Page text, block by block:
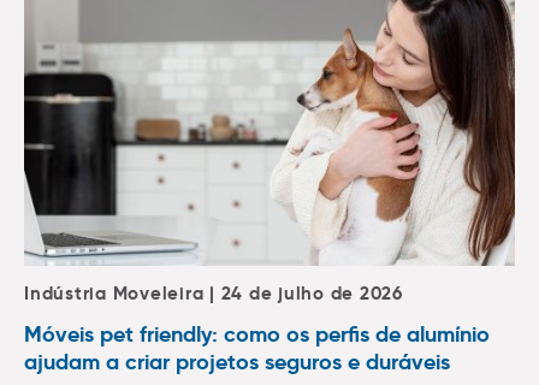
Indústria Moveleira | 24 de julho de 2026
Móveis pet friendly: como os perfis de alumínio
ajudam a criar projetos seguros e duráveis